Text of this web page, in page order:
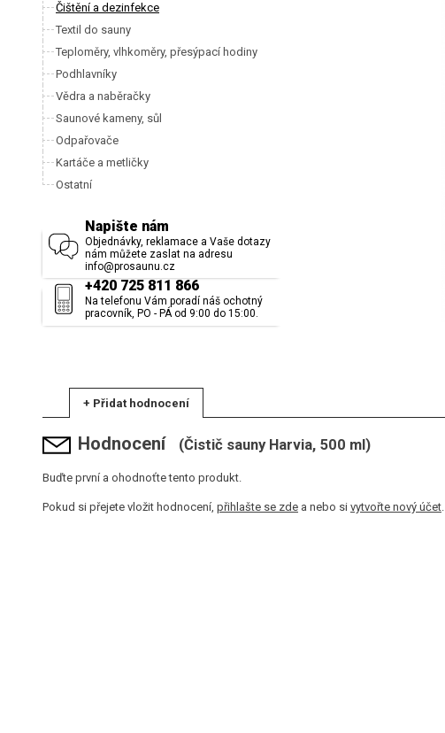
Čištění a dezinfekce
Textil do sauny
Teploměry, vlhkoměry, přesýpací hodiny
Podhlavníky
Vědra a naběračky
Saunové kameny, sůl
Odpařovače
Kartáče a metličky
Ostatní
Napište nám
Objednávky, reklamace a Vaše dotazy
nám můžete zaslat na adresu
info@prosaunu.cz
+420 725 811 866
Na telefonu Vám poradí náš ochotný
pracovník, PO - PÁ od 9:00 do 15:00.
+ Přidat hodnocení
Hodnocení (Čistič sauny Harvia, 500 ml)
Buďte první a ohodnoťte tento produkt.
Pokud si přejete vložit hodnocení, přihlašte se zde a nebo si vytvořte nový účet.